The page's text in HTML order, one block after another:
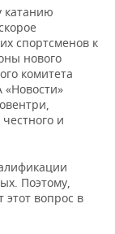
катанию
спортсменов к
нового
комитета
«Новости»
и
Поэтому,
вопрос в